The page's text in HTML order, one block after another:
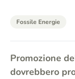
Fossile Energie
Promozione
dovrebbero